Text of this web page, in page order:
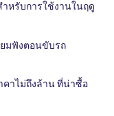
ำหรับการใช้งานในฤดู
มฟังตอนขับรถ
คาไม่ถึงล้าน ที่น่าซื้อ